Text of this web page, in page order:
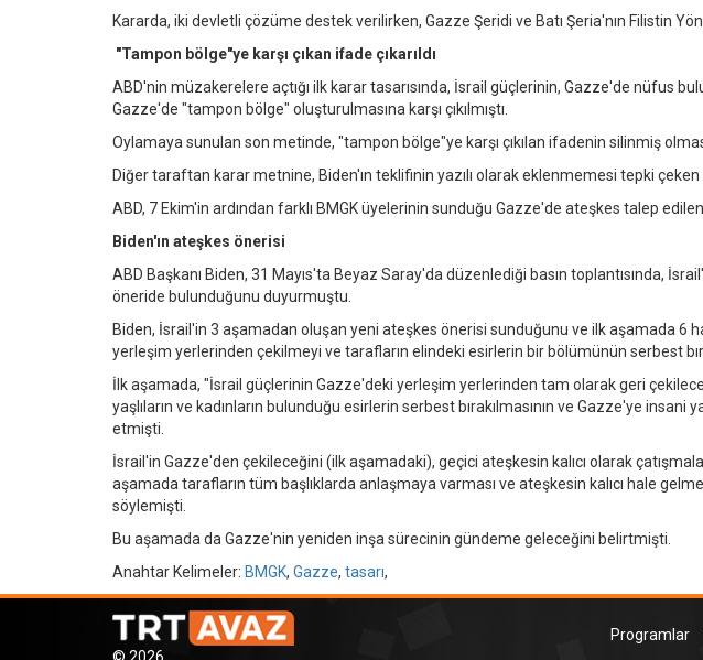
Kararda, iki devletli çözüme destek verilirken, Gazze Şeridi ve Batı Şeria'nın Filistin
"Tampon bölge"ye karşı çıkan ifade çıkarıldı
ABD'nin müzakerelere açtığı ilk karar tasarısında, İsrail güçlerinin, Gazze'de nüfus
Gazze'de "tampon bölge" oluşturulmasına karşı çıkılmıştı.
Oylamaya sunulan son metinde, "tampon bölge"ye karşı çıkılan ifadenin silinmiş
Diğer taraftan karar metnine, Biden'ın teklifinin yazılı olarak eklenmemesi tepki çeken
ABD, 7 Ekim'in ardından farklı BMGK üyelerinin sunduğu Gazze'de ateşkes talep
Biden'ın ateşkes önerisi
ABD Başkanı Biden, 31 Mayıs'ta Beyaz Saray'da düzenlediği basın toplantısında,
öneride bulunduğunu duyurmuştu.
Biden, İsrail'in 3 aşamadan oluşan yeni ateşkes önerisi sunduğunu ve ilk aşamada 6
yerleşim yerlerinden çekilmeyi ve tarafların elindeki esirlerin bir bölümünün serbest
İlk aşamada, "İsrail güçlerinin Gazze'deki yerleşim yerlerinden tam olarak geri
yaşlıların ve kadınların bulunduğu esirlerin serbest bırakılmasının ve Gazze'ye insani
etmişti.
İsrail'in Gazze'den çekileceğini (ilk aşamadaki), geçici ateşkesin kalıcı olarak
aşamada tarafların tüm başlıklarda anlaşmaya varması ve ateşkesin kalıcı hale
söylemişti.
Bu aşamada da Gazze'nin yeniden inşa sürecinin gündeme geleceğini belirtmişti.
Anahtar Kelimeler: BMGK, Gazze, tasarı,
Programlar